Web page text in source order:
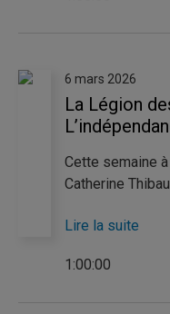
6 mars 2026
La Légion
Cette semaine
Catherine
épisode
Jérome
et l’idéologie
Lire la suite
1:00:00